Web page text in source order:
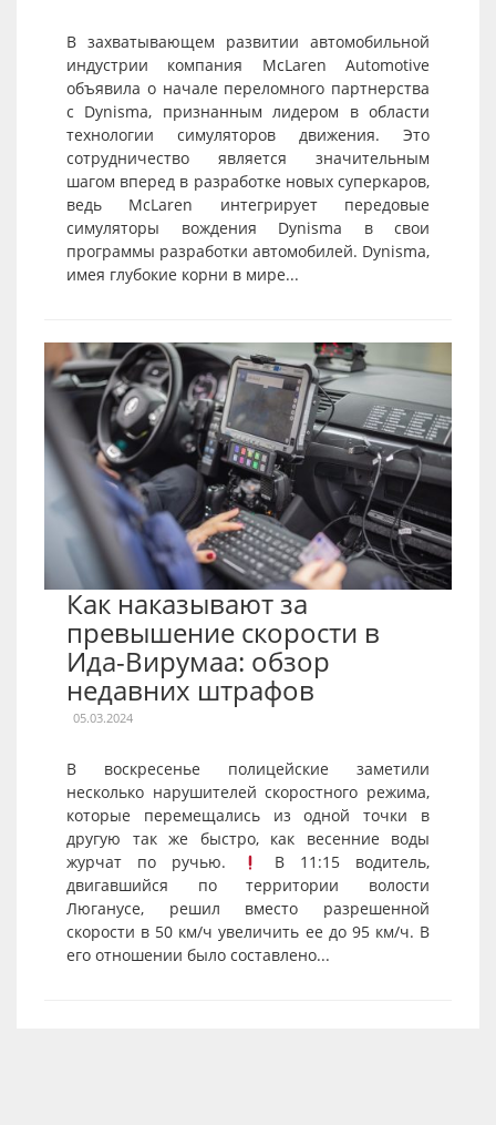
В захватывающем развитии автомобильной
индустрии компания McLaren Automotive
объявила о начале переломного партнерства
с Dynisma, признанным лидером в области
технологии симуляторов движения. Это
сотрудничество является значительным
шагом вперед в разработке новых суперкаров,
ведь McLaren интегрирует передовые
симуляторы вождения Dynisma в свои
программы разработки автомобилей. Dynisma,
имея глубокие корни в мире...
Как наказывают за
превышение скорости в
Ида-Вирумаа: обзор
недавних штрафов
05.03.2024
В воскресенье полицейские заметили
несколько нарушителей скоростного режима,
которые перемещались из одной точки в
другую так же быстро, как весенние воды
журчат по ручью.
В 11:15 водитель,
двигавшийся по территории волости
Люганусе, решил вместо разрешенной
скорости в 50 км/ч увеличить ее до 95 км/ч. В
его отношении было составлено...